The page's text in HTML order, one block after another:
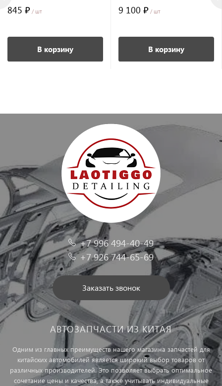
845 ₽ / шт
В корзину
9 100 ₽ / шт
В корзину
+7 996 494-40-49
+7 926 744-65-69
Заказать звонок
АВТОЗАПЧАСТИ ИЗ КИТАЯ
Одним из главных преимуществ нашего магазина запчастей для
китайских автомобилей является широкий выбор товаров от
различных производителей. Это позволяет выбрать оптимальное
сочетание цены и качества, а также учитывать индивидуальные